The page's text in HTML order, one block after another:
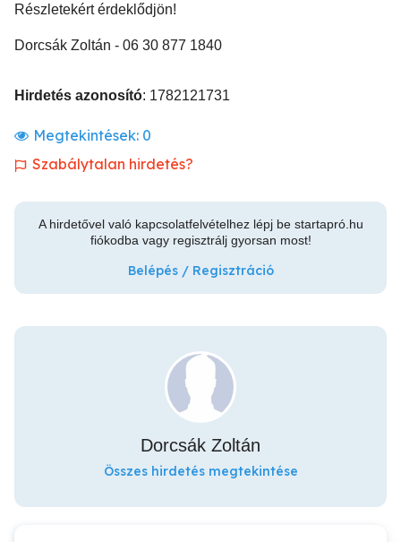
Részletekért érdeklődjön!
Dorcsák Zoltán - 06 30 877 1840
Hirdetés azonosító: 1782121731
Megtekintések: 0
Szabálytalan hirdetés?
A hirdetővel való kapcsolatfelvételhez lépj be startapró.hu
fiókodba vagy regisztrálj gyorsan most!
Belépés / Regisztráció
Dorcsák Zoltán
Összes hirdetés megtekintése